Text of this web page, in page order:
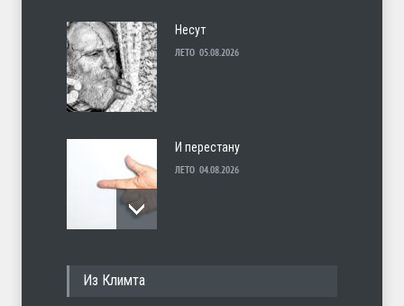
Несут
ЛЕТО 05.08.2026
И перестану
ЛЕТО 04.08.2026
Из Климта